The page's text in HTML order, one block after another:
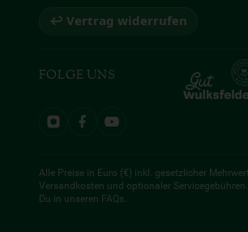
↩ Vertrag widerrufen
FOLGE UNS
Alle Preise in Euro (€) inkl. gesetzlicher
Versandkosten und optionaler
Du in unseren FAQs